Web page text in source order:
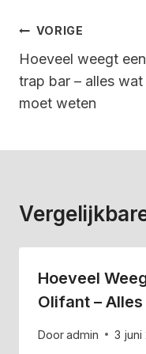
Bericht
Navigatie
VORIGE
Hoeveel weegt een
trap bar – alles wat
moet weten
Hoeveel
Olifant –
Dooradmin 3 juni